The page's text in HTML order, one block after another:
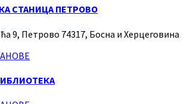
СТАНИЦА ПЕТРОВО
9, Петрово 74317, Босна и Херцеговина